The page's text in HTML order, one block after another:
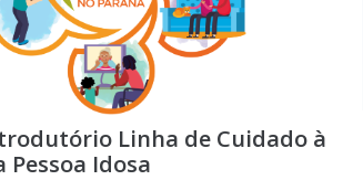
Linha de Cuidado à
Pessoa Idosa